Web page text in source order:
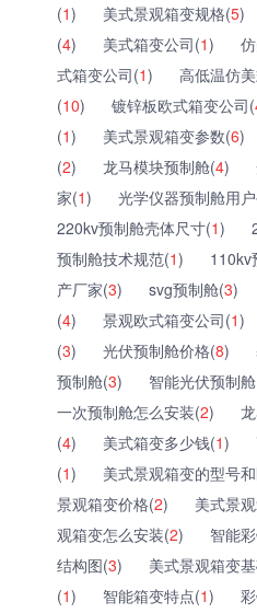
(1) 美式景观箱变规格(5)
(4) 美式箱变公司(1)
式箱变公司(1) 高低温仿
(10) 镀锌板欧式箱变公司(
(1) 美式景观箱变参数(6)
(2) 龙马模块预制舱(4)
家(1) 光学仪器预制舱用
220kv预制舱壳体尺寸(1)
预制舱技术规范(1) 110kv
产厂家(3) svg预制舱(3)
(4) 景观欧式箱变公司(1)
(3) 光伏预制舱价格(8)
预制舱(3) 智能光伏预制
一次预制舱怎么安装(2)
(4) 美式箱变多少钱(1)
(1) 美式景观箱变的型号
景观箱变价格(2) 美式景
观箱变怎么安装(2) 智能
结构图(3) 美式景观箱变
(1) 智能箱变特点(1)